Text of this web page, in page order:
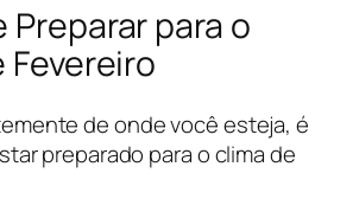
Preparar para o
Fevereiro
de onde você esteja, é
preparado para o clima de